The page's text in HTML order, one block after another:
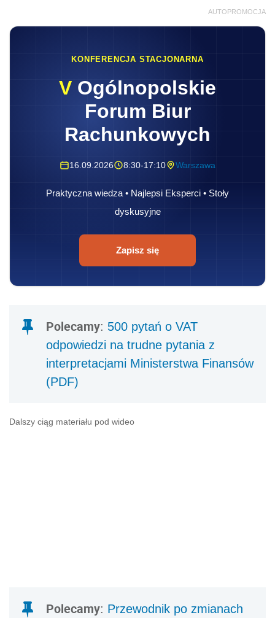
AUTOPROMOCJA
KONFERENCJA STACJONARNA
V Ogólnopolskie
Forum Biur
Rachunkowych
16.09.2026 8:30-17:10 Warszawa
Praktyczna wiedza • Najlepsi Eksperci • Stoły
dyskusyjne
Zapisz się
Polecamy: 500 pytań o VAT
odpowiedzi na trudne pytania z
interpretacjami Ministerstwa Finansów
(PDF)
Dalszy ciąg materiału pod wideo
Polecamy: Przewodnik po zmianach